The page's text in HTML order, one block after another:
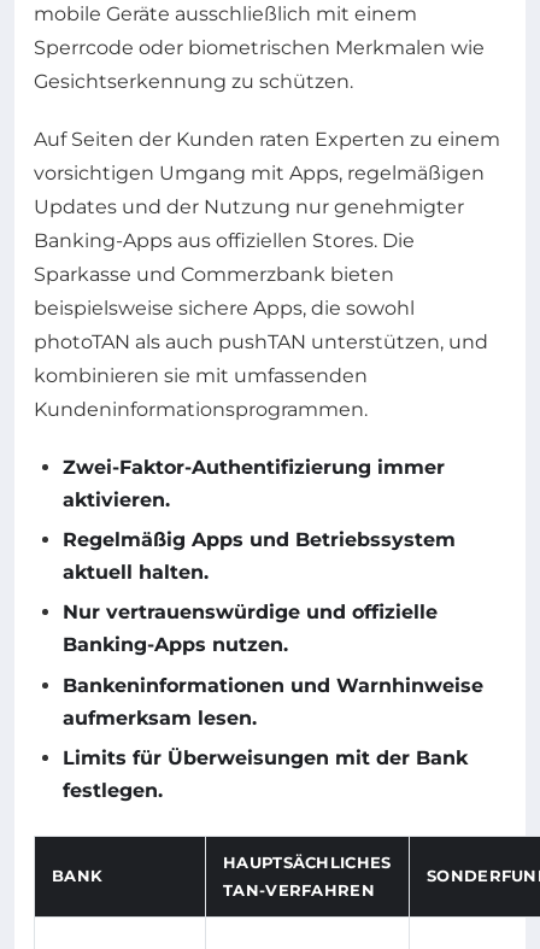
mobile Geräte ausschließlich mit einem
Sperrcode oder biometrischen Merkmalen wie
Gesichtserkennung zu schützen.
Auf Seiten der Kunden raten Experten zu einem
vorsichtigen Umgang mit Apps, regelmäßigen
Updates und der Nutzung nur genehmigter
Banking-Apps aus offiziellen Stores. Die
Sparkasse und Commerzbank bieten
beispielsweise sichere Apps, die sowohl
photoTAN als auch pushTAN unterstützen, und
kombinieren sie mit umfassenden
Kundeninformationsprogrammen.
Zwei-Faktor-Authentifizierung immer
aktivieren.
Regelmäßig Apps und Betriebssystem
aktuell halten.
Nur vertrauenswürdige und offizielle
Banking-Apps nutzen.
Bankeninformationen und Warnhinweise
aufmerksam lesen.
Limits für Überweisungen mit der Bank
festlegen.
BANK
HAUPTSÄCHLICHES
TAN-VERFAHREN